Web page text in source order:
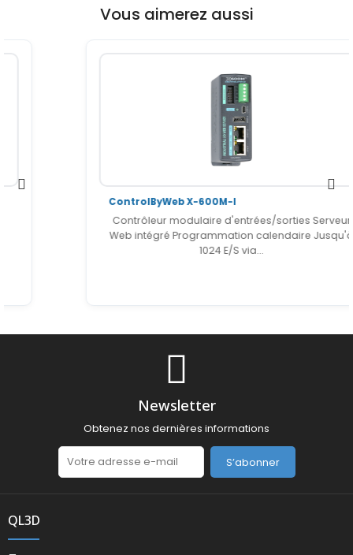
Vous aimerez aussi
ControlByWeb X-600M-I
Contrôleur modulaire d'entrées/sorties Serveur
Web intégré Programmation calendaire Jusqu'à
1024 E/S via...
Newsletter
Obtenez nos dernières informations
S’abonner
QL3D